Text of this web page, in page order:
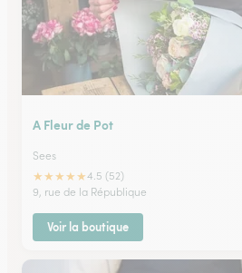
A Fleur de Pot
Sees
★★★★★4.5 (52)
9, rue de la République
Voir la boutique